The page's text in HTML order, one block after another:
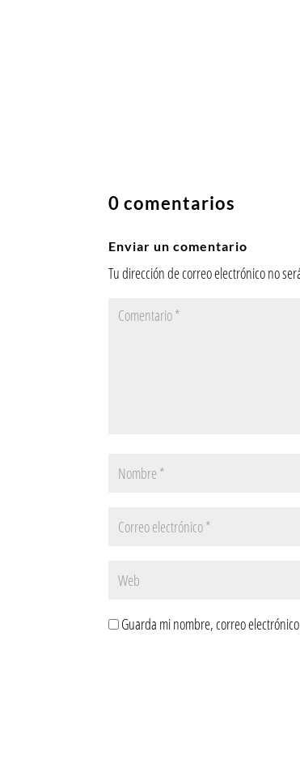
0 comentarios
Enviar un comentario
Tu dirección de correo electrónico no
Guarda mi nombre, correo